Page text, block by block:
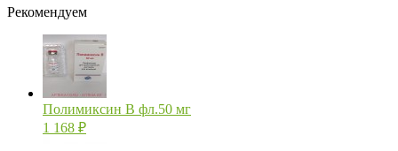
Рекомендуем
Полимиксин В фл.50 мг
1 168 ₽